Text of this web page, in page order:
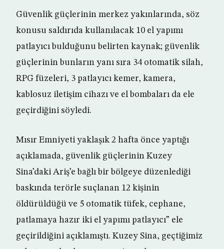
Güvenlik güçlerinin merkez yakınlarında, söz
konusu saldırıda kullanılacak 10 el yapımı
patlayıcı bulduğunu belirten kaynak; güvenlik
güçlerinin bunların yanı sıra 34 otomatik silah,
RPG füzeleri, 3 patlayıcı kemer, kamera,
kablosuz iletişim cihazı ve el bombaları da ele
geçirdiğini söyledi.
Mısır Emniyeti yaklaşık 2 hafta önce yaptığı
açıklamada, güvenlik güçlerinin Kuzey
Sina’daki Ariş’e bağlı bir bölgeye düzenlediği
baskında terörle suçlanan 12 kişinin
öldürüldüğü ve 5 otomatik tüfek, cephane,
patlamaya hazır iki el yapımı patlayıcı” ele
geçirildiğini açıklamıştı. Kuzey Sina, geçtiğimiz